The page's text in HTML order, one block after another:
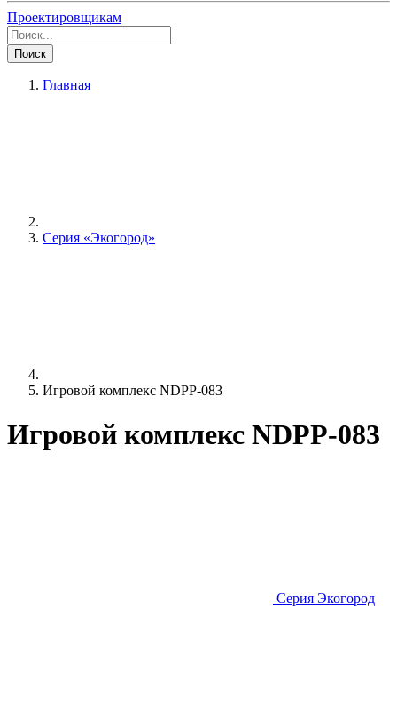
Проектировщикам
Поиск
Главная
Серия «Экогород»
Игровой комплекс NDPP-083
Игровой комплекс NDPP-083
Серия Экогород